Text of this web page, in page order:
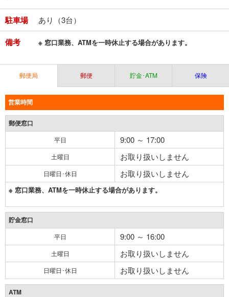
駐車場 あり（3台）
備考 ※ 窓口業務、ATMを一時休止する場合があります。
郵便局 郵便 貯金･ATM 保険
営業時間
郵便窓口
平日 9:00 ～ 17:00
土曜日 お取り扱いしません
日曜日･休日 お取り扱いしません
※ 窓口業務、ATMを一時休止する場合があります。
貯金窓口
平日 9:00 ～ 16:00
土曜日 お取り扱いしません
日曜日･休日 お取り扱いしません
ATM